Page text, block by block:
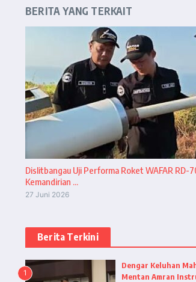
BERITA YANG TERKAIT
Dislitbangau Uji Performa Roket WAFAR RD-
Kemandirian ...
27 Juni 2026
Berita Terkini
1
Dengar Keluhan
Mentan Amran